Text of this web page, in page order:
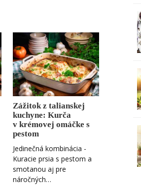
Zážitok z talianskej
kuchyne: Kurča
v krémovej omáčke s
pestom
Jedinečná kombinácia -
Kuracie prsia s pestom a
smotanou aj pre
náročných…